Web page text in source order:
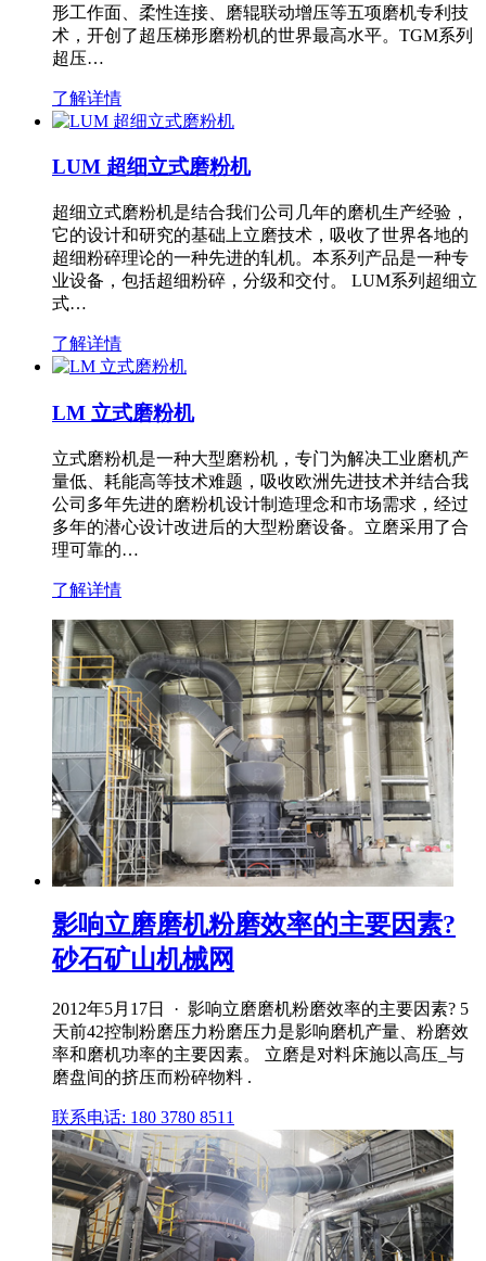
形工作面、柔性连接、磨辊联动增压等五项磨机专利技
术，开创了超压梯形磨粉机的世界最高水平。TGM系列
超压…
了解详情
LUM 超细立式磨粉机
超细立式磨粉机是结合我们公司几年的磨机生产经验，
它的设计和研究的基础上立磨技术，吸收了世界各地的
超细粉碎理论的一种先进的轧机。本系列产品是一种专
业设备，包括超细粉碎，分级和交付。 LUM系列超细立
式…
了解详情
LM 立式磨粉机
立式磨粉机是一种大型磨粉机，专门为解决工业磨机产
量低、耗能高等技术难题，吸收欧洲先进技术并结合我
公司多年先进的磨粉机设计制造理念和市场需求，经过
多年的潜心设计改进后的大型粉磨设备。立磨采用了合
理可靠的…
了解详情
影响立磨磨机粉磨效率的主要因素?
砂石矿山机械网
2012年5月17日 · 影响立磨磨机粉磨效率的主要因素? 5
天前42控制粉磨压力粉磨压力是影响磨机产量、粉磨效
率和磨机功率的主要因素。 立磨是对料床施以高压_与
磨盘间的挤压而粉碎物料 .
联系电话: 180 3780 8511